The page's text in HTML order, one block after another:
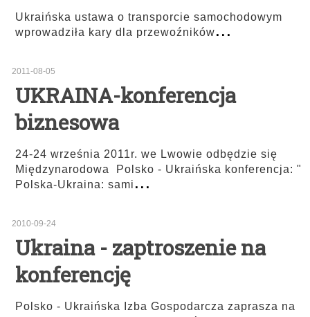
Ukraińska ustawa o transporcie samochodowym
wprowadziła kary dla przewoźników...
2011-08-05
UKRAINA-konferencja
biznesowa
24-24 września 2011r. we Lwowie odbędzie się
Międzynarodowa Polsko - Ukraińska konferencja: "
Polska-Ukraina: sami ...
2010-09-24
Ukraina - zaptroszenie na
konferencję
Polsko - Ukraińska Izba Gospodarcza zaprasza na